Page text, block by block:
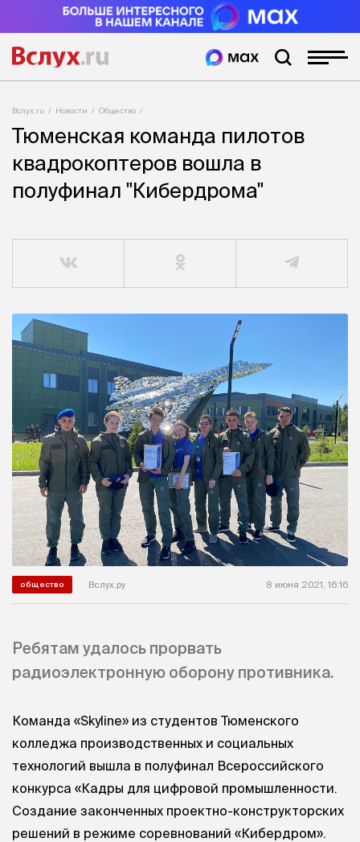
Вслух.ru Новости Общество
Тюменская команда пилотов
квадрокоптеров вошла в
полуфинал "Кибердрома"
общество Вслух.ру 8 июня 2021, 16:16
Ребятам удалось прорвать
радиоэлектронную оборону противника.
Команда «Skyline» из студентов Тюменского
колледжа производственных и социальных
технологий вышла в полуфинал Всероссийского
конкурса «Кадры для цифровой промышленности.
Создание законченных проектно-конструкторских
решений в режиме соревнований «Кибердром».